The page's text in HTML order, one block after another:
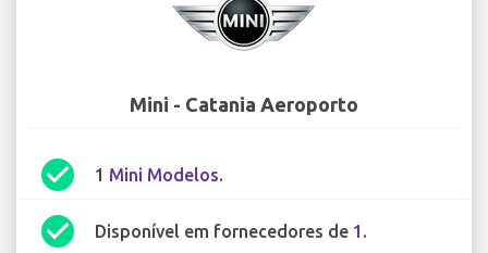
Mini - Catania Aeroporto
check_circle 1 Mini Modelos.
check_circle Disponível em fornecedores de 1 .